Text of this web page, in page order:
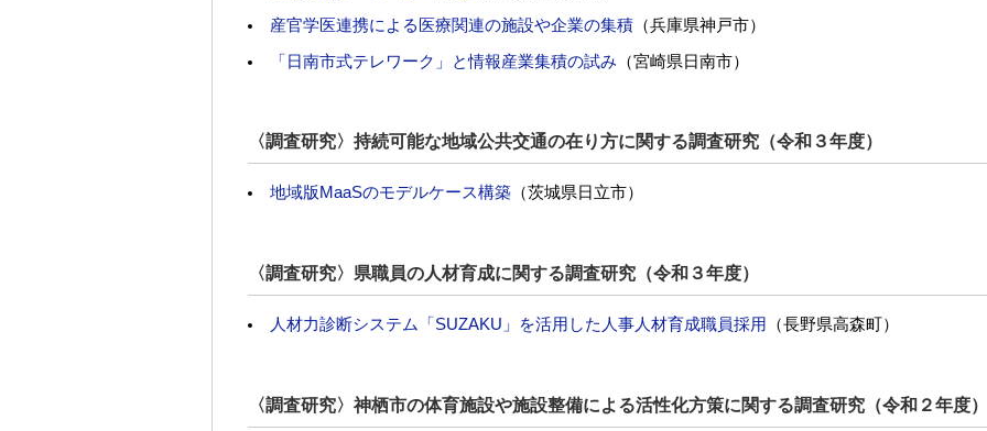
産官学医連携による医療関連の施設や企業の集積（兵庫県神戸市）
「日南市式テレワーク」と情報産業集積の試み （宮崎県日南市）
〈調査研究〉持続可能な地域公共交通の在り方に関する調査研究（令和３年度）
地域版MaaSのモデルケース構築（茨城県日立市）
〈調査研究〉県職員の人材育成に関する調査研究（令和３年度）
人材力診断システム「SUZAKU」を活用した人事人材育成職員採用 （長野県高森町）
〈調査研究〉神栖市の体育施設や施設整備による活性化方策に関する調査研究（令和２年度）